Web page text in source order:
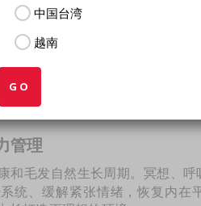
中国台湾
越南
GO
和毛发自然生长周期。冥想、
统、缓解紧张情绪，恢复内在
管理
并将重要营养直接输送到
。效果显而易见：更健康